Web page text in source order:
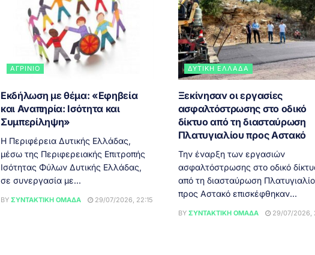
ΑΓΡΊΝΙΟ
Εκδήλωση με θέμα: «Εφηβεία
και Αναπηρία: Ισότητα και
Συμπερίληψη»
Η Περιφέρεια Δυτικής Ελλάδας,
μέσω της Περιφερειακής Επιτροπής
Ισότητας Φύλων Δυτικής Ελλάδας,
σε συνεργασία με...
BY ΣΥΝΤΑΚΤΙΚΉ ΟΜΆΔΑ 29/07/2026, 22:15
ΔΥΤΙΚΉ ΕΛΛΆΔΑ
Ξεκίνησαν οι εργασίες
ασφαλτόστρωσης στο οδικό
δίκτυο από τη διασταύρωση
Πλατυγιαλίου προς Αστακό
Την έναρξη των εργασιών
ασφαλτόστρωσης στο οδικό
από τη διασταύρωση
προς Αστακό επισκέφθηκαν...
BY ΣΥΝΤΑΚΤΙΚΉ ΟΜΆΔΑ 29/07/2026,